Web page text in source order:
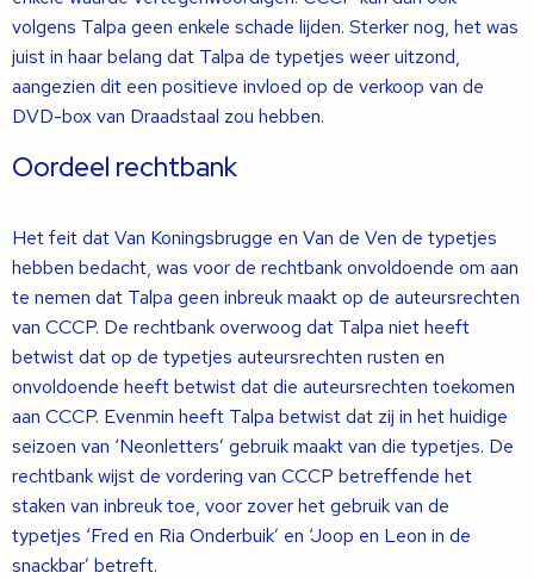
volgens Talpa geen enkele schade lijden. Sterker nog, het was
juist in haar belang dat Talpa de typetjes weer uitzond,
aangezien dit een positieve invloed op de verkoop van de
DVD-box van Draadstaal zou hebben.
Oordeel rechtbank
Het feit dat Van Koningsbrugge en Van de Ven de typetjes
hebben bedacht, was voor de rechtbank onvoldoende om aan
te nemen dat Talpa geen inbreuk maakt op de auteursrechten
van CCCP. De rechtbank overwoog dat Talpa niet heeft
betwist dat op de typetjes auteursrechten rusten en
onvoldoende heeft betwist dat die auteursrechten toekomen
aan CCCP. Evenmin heeft Talpa betwist dat zij in het huidige
seizoen van ‘Neonletters’ gebruik maakt van die typetjes. De
rechtbank wijst de vordering van CCCP betreffende het
staken van inbreuk toe, voor zover het gebruik van de
typetjes ‘Fred en Ria Onderbuik’ en ‘Joop en Leon in de
snackbar’ betreft.